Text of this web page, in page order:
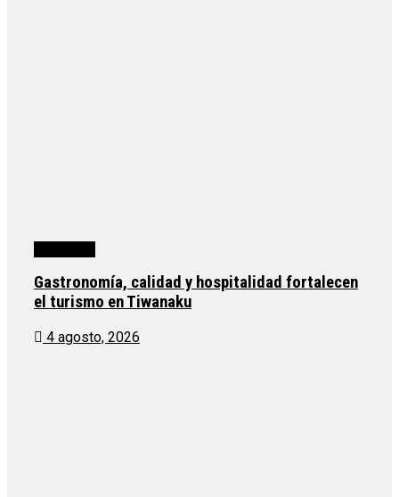
Gastronomía, calidad y hospitalidad fortalecen
el turismo en Tiwanaku
4 agosto, 2026